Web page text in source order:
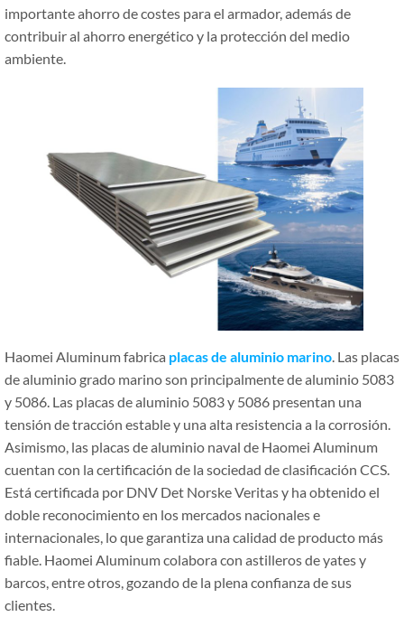
importante ahorro de costes para el armador, además de
contribuir al ahorro energético y la protección del medio
ambiente.
Haomei Aluminum fabrica placas de aluminio marino . Las placas
de aluminio grado marino son principalmente de aluminio 5083
y 5086. Las placas de aluminio 5083 y 5086 presentan una
tensión de tracción estable y una alta resistencia a la corrosión.
Asimismo, las placas de aluminio naval de Haomei Aluminum
cuentan con la certificación de la sociedad de clasificación CCS.
Está certificada por DNV Det Norske Veritas y ha obtenido el
doble reconocimiento en los mercados nacionales e
internacionales, lo que garantiza una calidad de producto más
fiable. Haomei Aluminum colabora con astilleros de yates y
barcos, entre otros, gozando de la plena confianza de sus
clientes.